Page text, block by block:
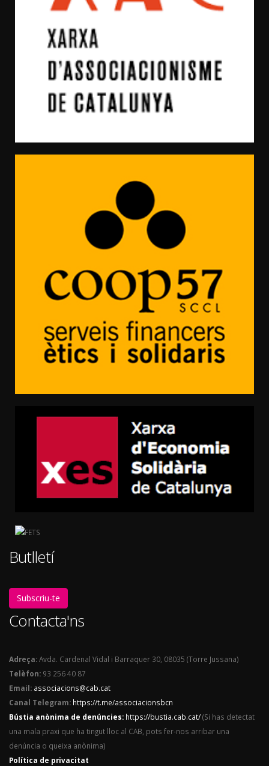
Butlletí
Subscriu-te
Contacta'ns
Adreça:Avda. Cardenal Vidal i Barraquer 30, 08035 (Torre Jussana)
Telèfon: 93 256 40 87
Email: associacions@cab.cat
Canal Telegram: https://t.me/associacionsbcn
Bústia anònima de denúncies: https://bustia.cab.cat/(Si has detectat
una mala praxi que ha tingut lloc al CAB, pots fer-nos arribar una
denúncia o queixa anònima)
Política de privacitat